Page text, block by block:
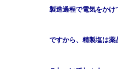
製造過程で電気をかけ
ですから、精製塩は薬